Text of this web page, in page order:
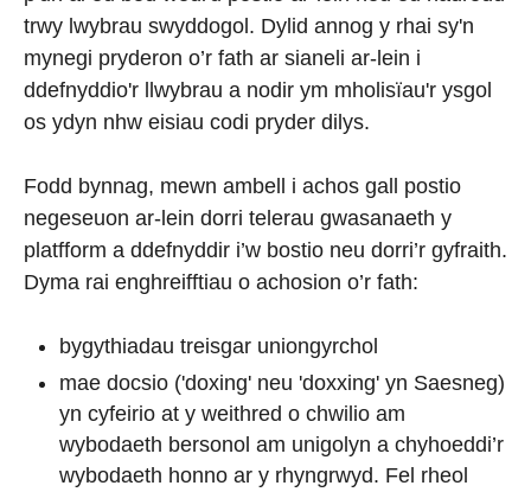
trwy lwybrau swyddogol. Dylid annog y rhai sy'n
mynegi pryderon o’r fath ar sianeli ar-lein i
ddefnyddio'r llwybrau a nodir ym mholisïau'r ysgol
os ydyn nhw eisiau codi pryder dilys.
Fodd bynnag, mewn ambell i achos gall postio
negeseuon ar-lein dorri telerau gwasanaeth y
platfform a ddefnyddir i’w bostio neu dorri’r gyfraith.
Dyma rai enghreifftiau o achosion o’r fath:
bygythiadau treisgar uniongyrchol
mae docsio ('doxing' neu 'doxxing' yn Saesneg)
yn cyfeirio at y weithred o chwilio am
wybodaeth bersonol am unigolyn a chyhoeddi’r
wybodaeth honno ar y rhyngrwyd. Fel rheol